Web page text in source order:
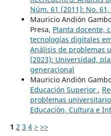
Núm. 61 (2011): No.
Mauricio Andión
Presa, Planta docente,
tecnologías digitales
Análisis de problemas
(2023): Universidad,
generacional
Mauricio Andión
Educación Superior ,
problemas
Educación, Cultura e
1 2 3 4 > >>